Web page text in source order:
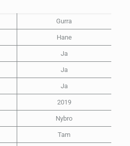
Gurra
Hane
Ja
Ja
Ja
2019
Nybro
Tam